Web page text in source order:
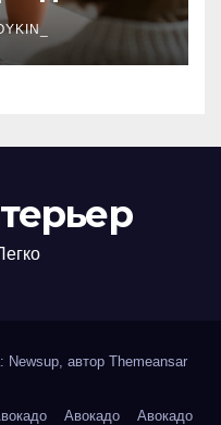
и
Newsup, автор Themeansar
Авокадо Авокадо